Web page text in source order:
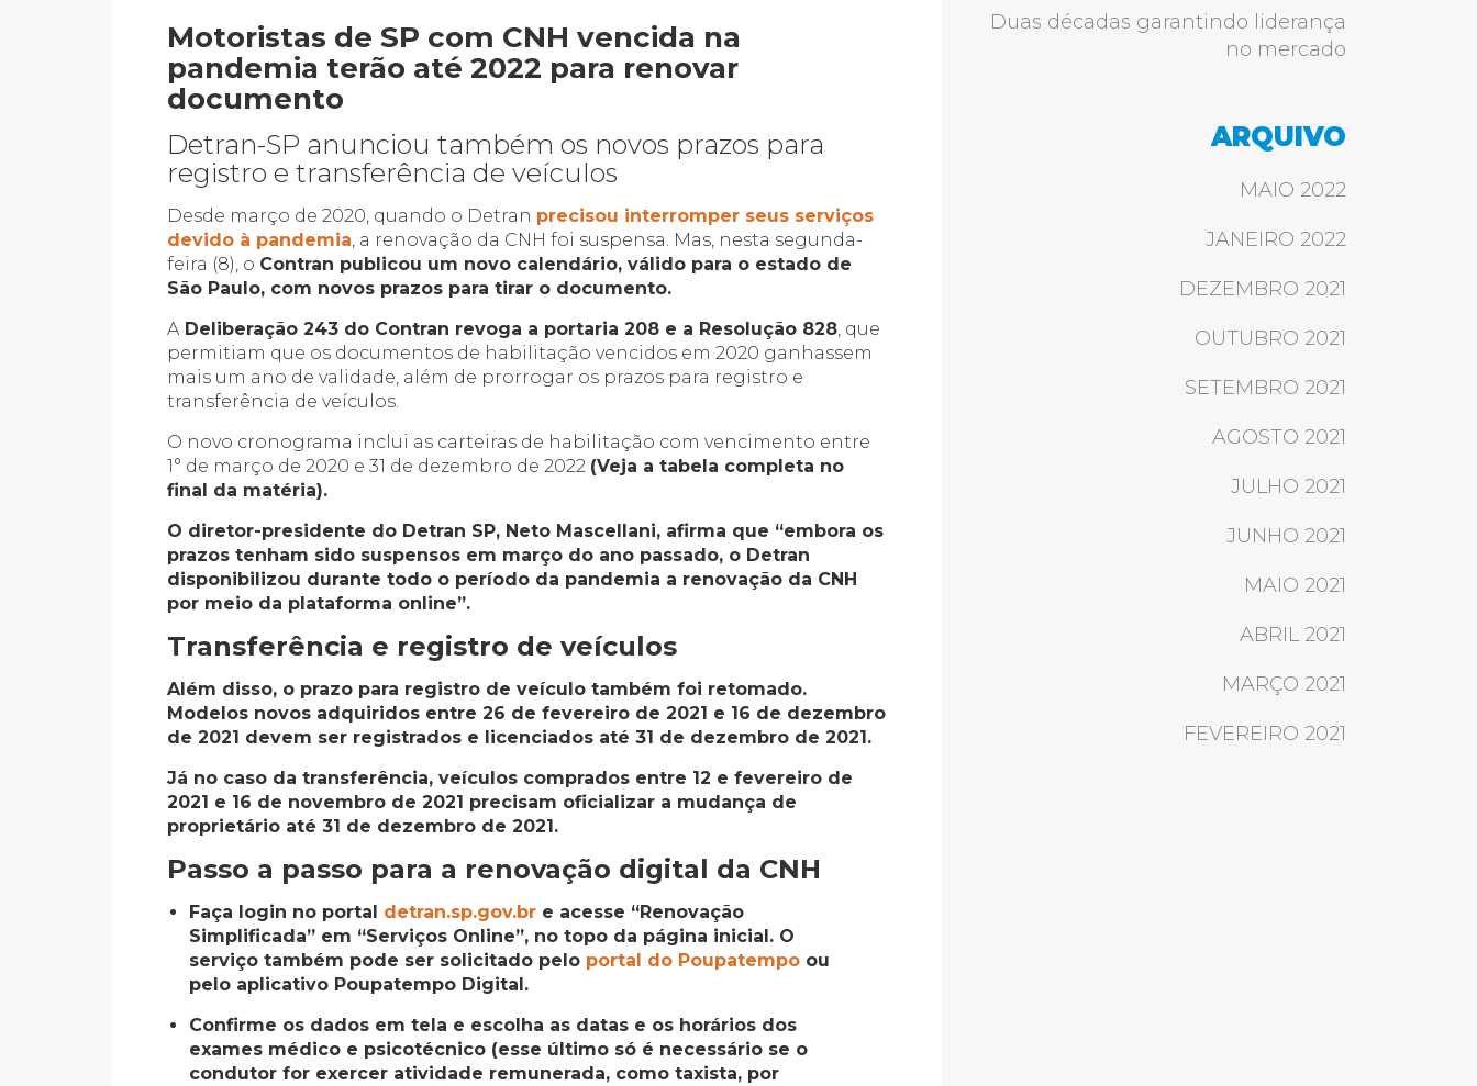
Motoristas de SP com CNH vencida na
pandemia terão até 2022 para renovar
documento
Detran-SP anunciou também os novos prazos para
registro e transferência de veículos
Desde março de 2020, quando o Detran precisou interromper seus serviços
devido à pandemia, a renovação da CNH foi suspensa. Mas, nesta segunda-
feira (8), o Contran publicou um novo calendário, válido para o estado de
São Paulo, com novos prazos para tirar o documento.
A Deliberação 243 do Contran revoga a portaria 208 e a Resolução 828, que
permitiam que os documentos de habilitação vencidos em 2020 ganhassem
mais um ano de validade, além de prorrogar os prazos para registro e
transferência de veículos.
O novo cronograma inclui as carteiras de habilitação com vencimento entre
1° de março de 2020 e 31 de dezembro de 2022 (Veja a tabela completa no
final da matéria).
O diretor-presidente do Detran SP, Neto Mascellani, afirma que “embora os
prazos tenham sido suspensos em março do ano passado, o Detran
disponibilizou durante todo o período da pandemia a renovação da CNH
por meio da plataforma online”.
Transferência e registro de veículos
Além disso, o prazo para registro de veículo também foi retomado.
Modelos novos adquiridos entre 26 de fevereiro de 2021 e 16 de dezembro
de 2021 devem ser registrados e licenciados até 31 de dezembro de 2021.
Já no caso da transferência, veículos comprados entre 12 e fevereiro de
2021 e 16 de novembro de 2021 precisam oficializar a mudança de
proprietário até 31 de dezembro de 2021.
Passo a passo para a renovação digital da CNH
Faça login no portal detran.sp.gov.br e acesse “Renovação
Simplificada” em “Serviços Online”, no topo da página inicial. O
serviço também pode ser solicitado pelo portal do Poupatempo ou
pelo aplicativo Poupatempo Digital.
Confirme os dados em tela e escolha as datas e os horários dos
exames médico e psicotécnico (esse último só é necessário se o
condutor for exercer atividade remunerada, como taxista, por
Duas décadas garantindo liderança
no mercado
ARQUIVO
MAIO 2022
JANEIRO 2022
DEZEMBRO 2021
OUTUBRO 2021
SETEMBRO 2021
AGOSTO 2021
JULHO 2021
JUNHO 2021
MAIO 2021
ABRIL 2021
MARÇO 2021
FEVEREIRO 2021